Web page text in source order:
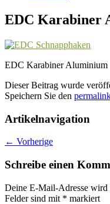
EDC Karabiner
EDC Karabiner Aluminium
Dieser Beitrag wurde
Speichern Sie den
Artikelnavigation
← Vorherige
Schreibe einen
Deine E-Mail-Adresse
Felder sind mit * markiert